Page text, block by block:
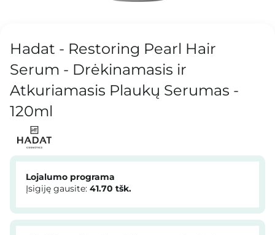
Hadat - Restoring Pearl Hair
Serum - Drėkinamasis ir
Atkuriamasis Plaukų Serumas -
120ml
Lojalumo programa
Įsigiję gausite: 41.70 tšk.